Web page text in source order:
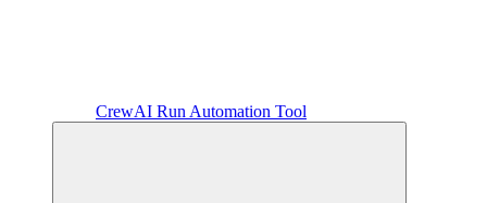
CrewAI Run Automation Tool